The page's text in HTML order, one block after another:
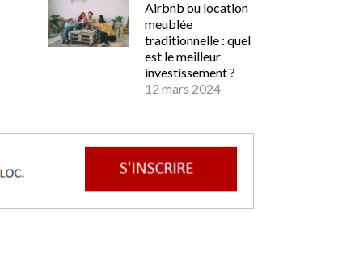
Airbnb ou location
meublée
traditionnelle : quel
est le meilleur
investissement ?
12 mars 2024